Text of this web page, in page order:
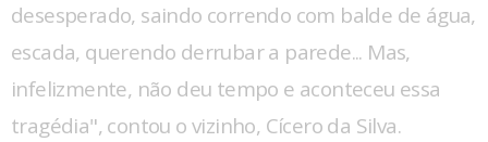
desesperado, saindo correndo com balde de água,
escada, querendo derrubar a parede... Mas,
infelizmente, não deu tempo e aconteceu essa
tragédia", contou o vizinho, Cícero da Silva.